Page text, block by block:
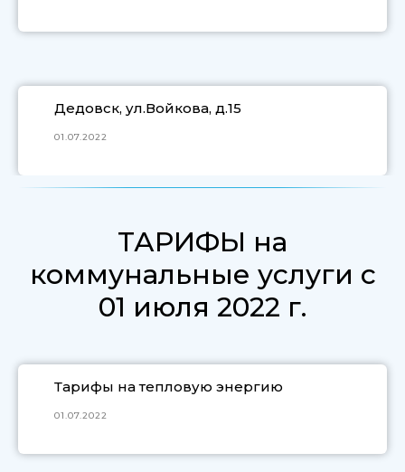
Дедовск, ул.Войкова, д.15
01.07.2022
ТАРИФЫ на
коммунальные услуги с
01 июля 2022 г.
Тарифы на тепловую энергию
01.07.2022